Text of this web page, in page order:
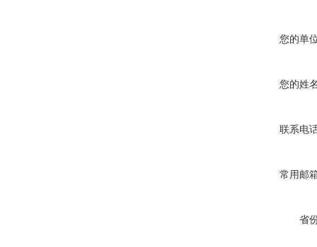
您的单
您的姓
联系电
常用邮
省